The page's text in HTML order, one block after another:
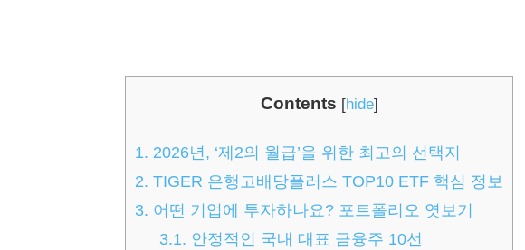
Contents [hide]
1. 2026년, ‘제2의 월급’을 위한 최고의 선택지
2. TIGER 은행고배당플러스 TOP10 ETF 핵심 정보
3. 어떤 기업에 투자하나요? 포트폴리오 엿보기
3.1. 안정적인 국내 대표 금융주 10선